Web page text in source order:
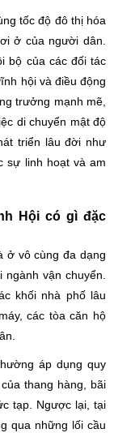
tốc độ đô thị hóa
ở của người dân.
bộ của các đối tác
hội và điều động
trưởng mạnh mẽ,
di chuyển mật độ
triển lâu đời như
sự linh hoạt và am
Hội có gì đặc
ở vô cùng đa dạng
vận chuyển.
khối nhà phố lâu
các tòa căn hộ
áp dụng quy
thang hàng, bãi
tạp. Ngược lại, tại
qua những lối cầu